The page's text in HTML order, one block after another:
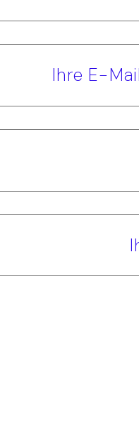
Ihre E-